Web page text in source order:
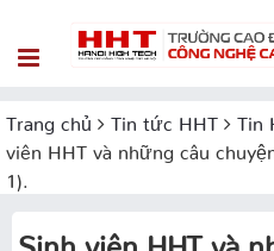
Trang chủ Tin tức HHT Tin
viên HHT và những câu
1).
Sinh viên HHT và